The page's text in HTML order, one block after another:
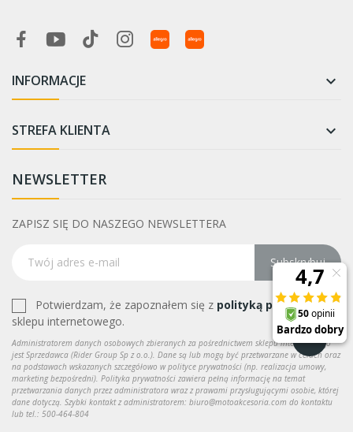
INFORMACJE 
STREFA KLIENTA 
NEWSLETTER
ZAPISZ SIĘ DO NASZEGO NEWSLETTERA
Subskrybuj
Potwierdzam, że zapoznałem się z polityką prywatności
sklepu internetowego.
Administratorem danych osobowych zbieranych za pośrednictwem sklepu internetowego
jest Sprzedawca (Rider Group Sp z o.o.). Dane są lub mogą być przetwarzane w celach oraz
na podstawach wskazanych szczegółowo w polityce prywatności (np. realizacja umowy,
marketing bezpośredni). Polityka prywatności zawiera pełną informację na temat
przetwarzania danych przez administratora wraz z prawami przysługującymi osobie, której
dane dotyczą. Szybki kontakt z administratorem: biuro@motoakcesoria.com do kontaktu
lub tel.: 500-464-804